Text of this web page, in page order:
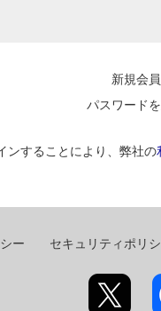
新規会
パスワード
ンすることにより、弊社の
ー セキュリティポリ